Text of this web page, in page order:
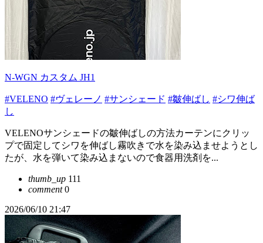
N-WGN カスタム JH1
#VELENO #ヴェレーノ #サンシェード #皺伸ばし #シワ伸ば
し
VELENOサンシェードの皺伸ばしの方法カーテンにクリッ
プで固定してシワを伸ばし霧吹きで水を染み込ませようとし
たが、水を弾いて染み込まないので食器用洗剤を...
thumb_up 111
comment0
2026/06/10 21:47